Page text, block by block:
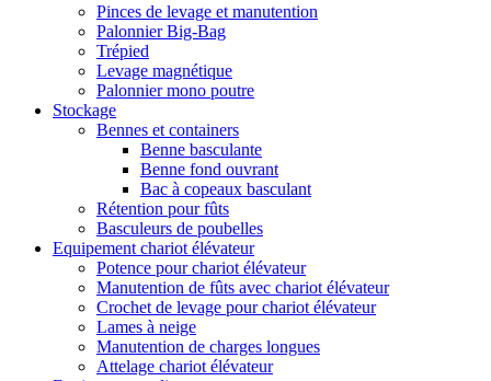
Pinces de levage et manutention
Palonnier Big-Bag
Trépied
Levage magnétique
Palonnier mono poutre
Stockage
Bennes et containers
Benne basculante
Benne fond ouvrant
Bac à copeaux basculant
Rétention pour fûts
Basculeurs de poubelles
Equipement chariot élévateur
Potence pour chariot élévateur
Manutention de fûts avec chariot élévateur
Crochet de levage pour chariot élévateur
Lames à neige
Manutention de charges longues
Attelage chariot élévateur